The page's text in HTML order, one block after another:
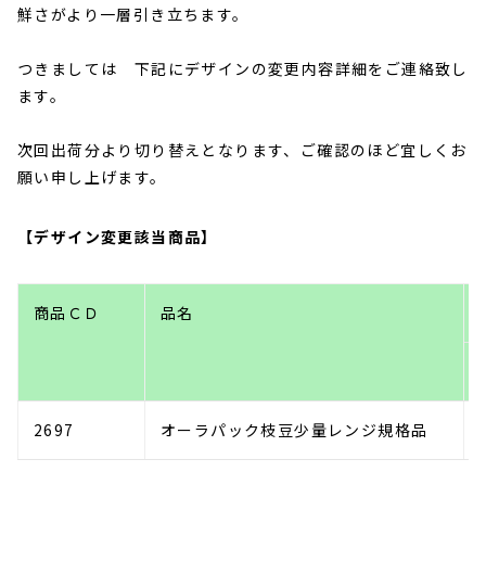
鮮さがより一層引き立ちます。
つきましては 下記にデザインの変更内容詳細をご連絡致し
ます。
次回出荷分より切り替えとなります、ご確認のほど宜しくお
願い申し上げます。
【デザイン変更該当商品】
商品ＣＤ 品名
2697 オーラパック枝豆少量レンジ規格品